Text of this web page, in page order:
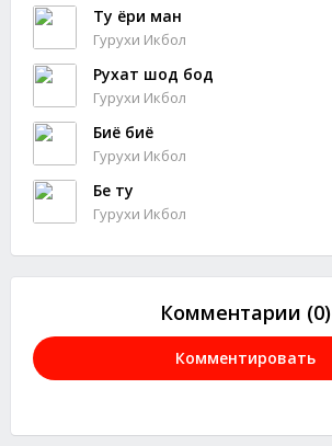
Ту ёри ман
Гурухи Икбол
Рухат шод бод
Гурухи Икбол
Биё биё
Гурухи Икбол
Бе ту
Гурухи Икбол
Комментарии (0)
Комментировать